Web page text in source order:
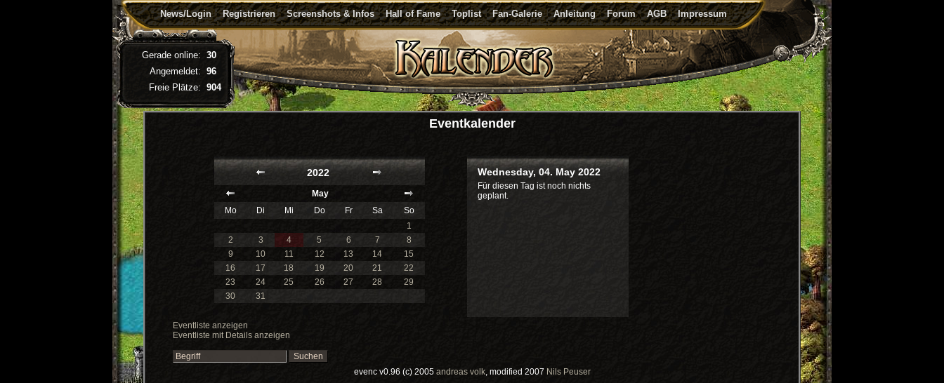
News/Login Registrieren Screenshots & Infos Hall of Fame Toplist Fan-Galerie Anleitung Forum AGB Impressum
Eventkalender
2022
May
Mo
Di Mi Do Fr Sa
So
1
2
3 4 5 6 7
8
9
10 11 12 13 14
15
16
17 18 19 20 21
22
23
24 25 26 27 28
29
30
31
Eventliste anzeigen
Eventliste mit Details anzeigen
Wednesday, 04. May 2022
Für diesen Tag ist noch nichts
geplant.
evenc v0.96 (c) 2005 andreas volk, modified 2007 Nils Peuser
Gerade online: 30
Angemeldet: 96
Freie Plätze: 904